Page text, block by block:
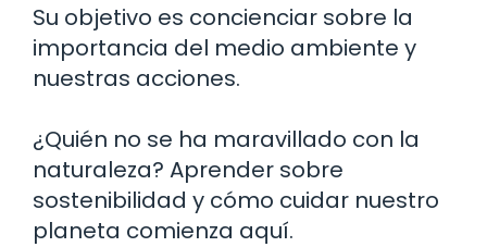
Su objetivo es concienciar sobre la
importancia del medio ambiente y
nuestras acciones.
¿Quién no se ha maravillado con la
naturaleza? Aprender sobre
sostenibilidad y cómo cuidar nuestro
planeta comienza aquí.